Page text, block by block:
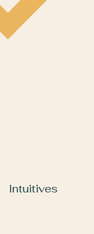
Intuitives